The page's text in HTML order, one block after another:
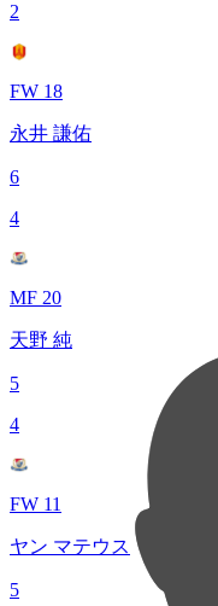
2
FW 18
永井 謙佑
6
4
MF 20
天野 純
5
4
FW 11
ヤン マテウス
5